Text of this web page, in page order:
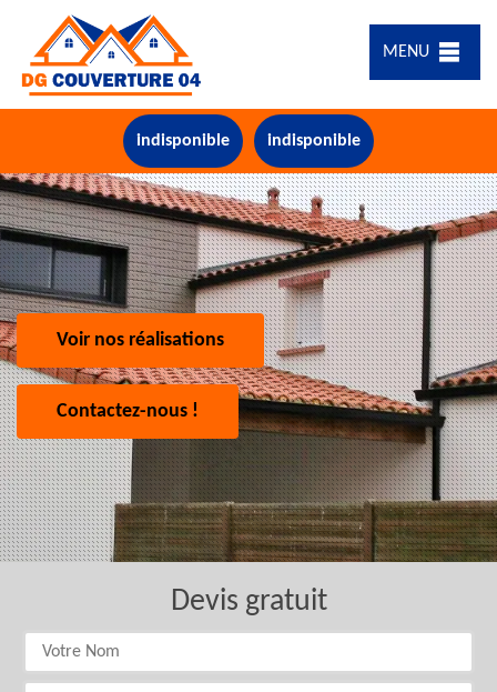
MENU
indisponible indisponible
Voir nos réalisations
Contactez-nous !
Devis gratuit